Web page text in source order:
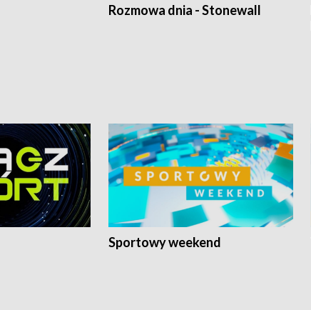
Rozmowa dnia - Stonewall
Sportowy weekend